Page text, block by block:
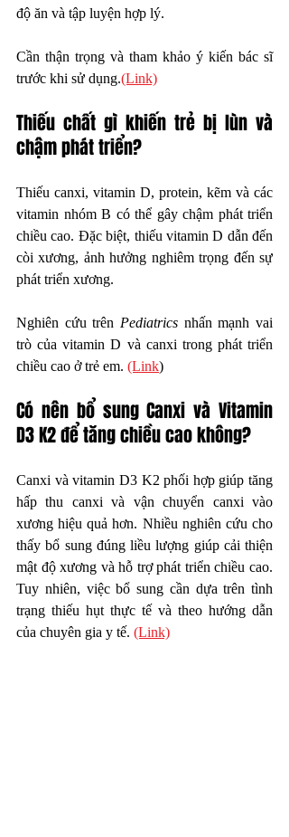
độ ăn và tập luyện hợp lý.
Cần thận trọng và tham khảo ý kiến bác sĩ
trước khi sử dụng.(Link)
Thiếu chất gì khiến trẻ bị lùn và
chậm phát triển?
Thiếu canxi, vitamin D, protein, kẽm và các
vitamin nhóm B có thể gây chậm phát triển
chiều cao. Đặc biệt, thiếu vitamin D dẫn đến
còi xương, ảnh hưởng nghiêm trọng đến sự
phát triển xương.
Nghiên cứu trên Pediatrics nhấn mạnh vai
trò của vitamin D và canxi trong phát triển
chiều cao ở trẻ em. (Link)
Có nên bổ sung Canxi và Vitamin
D3 K2 để tăng chiều cao không?
Canxi và vitamin D3 K2 phối hợp giúp tăng
hấp thu canxi và vận chuyển canxi vào
xương hiệu quả hơn. Nhiều nghiên cứu cho
thấy bổ sung đúng liều lượng giúp cải thiện
mật độ xương và hỗ trợ phát triển chiều cao.
Tuy nhiên, việc bổ sung cần dựa trên tình
trạng thiếu hụt thực tế và theo hướng dẫn
của chuyên gia y tế. (Link)